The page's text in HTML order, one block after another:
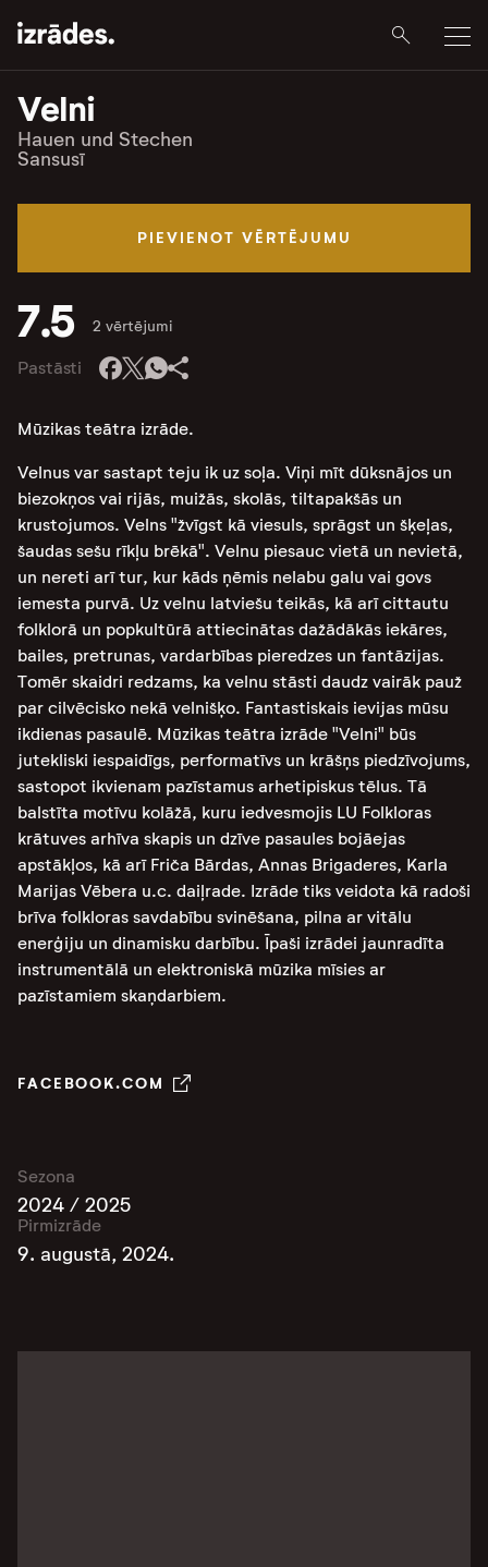
Velni
Hauen und Stechen
Sansusī
PIEVIENOT VĒRTĒJUMU
7.5 2 vērtējumi
Pastāsti
Mūzikas teātra izrāde.
Velnus var sastapt teju ik uz soļa. Viņi mīt dūksnājos un
biezokņos vai rijās, muižās, skolās, tiltapakšās un
krustojumos. Velns "žvīgst kā viesuls, sprāgst un šķeļas,
šaudas sešu rīkļu brēkā". Velnu piesauc vietā un nevietā,
un nereti arī tur, kur kāds ņēmis nelabu galu vai govs
iemesta purvā. Uz velnu latviešu teikās, kā arī cittautu
folklorā un popkultūrā attiecinātas dažādākās iekāres,
bailes, pretrunas, vardarbības pieredzes un fantāzijas.
Tomēr skaidri redzams, ka velnu stāsti daudz vairāk pauž
par cilvēcisko nekā velnišķo. Fantastiskais ievijas mūsu
ikdienas pasaulē. Mūzikas teātra izrāde "Velni" būs
jutekliski iespaidīgs, performatīvs un krāšņs piedzīvojums,
sastopot ikvienam pazīstamus arhetipiskus tēlus. Tā
balstīta motīvu kolāžā, kuru iedvesmojis LU Folkloras
krātuves arhīva skapis un dzīve pasaules bojāejas
apstākļos, kā arī Friča Bārdas, Annas Brigaderes, Karla
Marijas Vēbera u.c. daiļrade. Izrāde tiks veidota kā radoši
brīva folkloras savdabību svinēšana, pilna ar vitālu
enerģiju un dinamisku darbību. Īpaši izrādei jaunradīta
instrumentālā un elektroniskā mūzika mīsies ar
pazīstamiem skaņdarbiem.
FACEBOOK.COM
Sezona
2024 / 2025
Pirmizrāde
9. augustā, 2024.